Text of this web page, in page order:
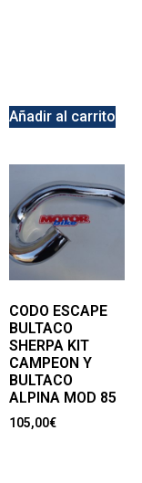
Añadir al carrito
CODO ESCAPE
BULTACO
SHERPA KIT
CAMPEON Y
BULTACO
ALPINA MOD 85
105,00€